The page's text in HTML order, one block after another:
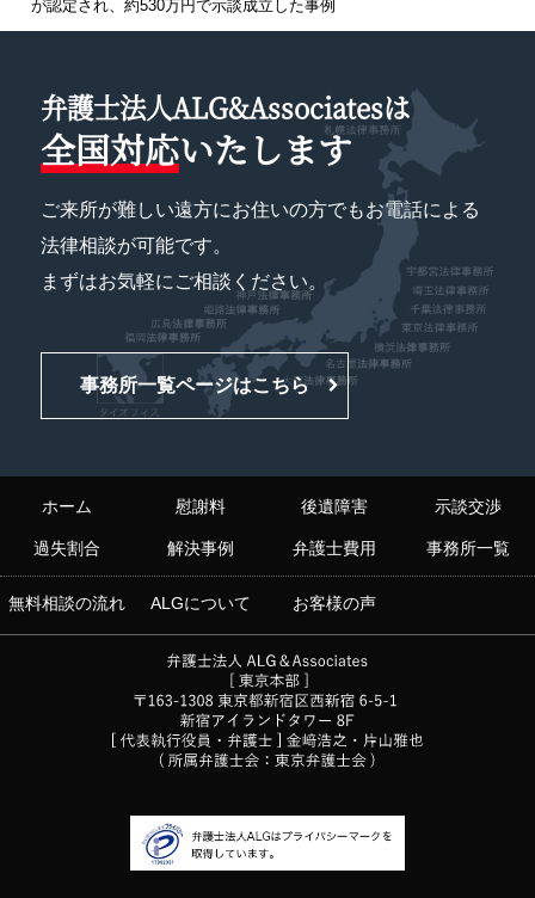
が認定され、約530万円で示談成立した事例
弁護士法人ALG&Associatesは
全国対応いたします
ご来所が難しい遠方にお住いの方でもお電話による
法律相談が可能です。
まずはお気軽にご相談ください。
事務所一覧ページはこちら
ホーム 慰謝料 後遺障害 示談交渉
過失割合 解決事例 弁護士費用 事務所一覧
無料相談の流れ ALGについて お客様の声